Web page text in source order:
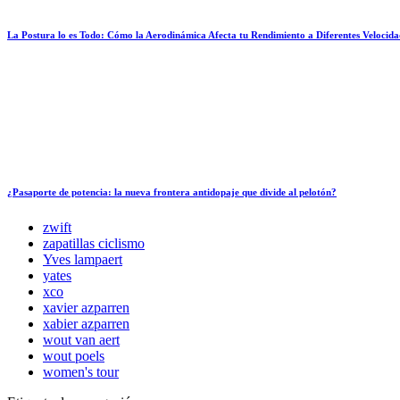
La Postura lo es Todo: Cómo la Aerodinámica Afecta tu Rendimiento a Diferentes
¿Pasaporte de potencia: la nueva frontera antidopaje que divide al pelotón?
zwift
zapatillas ciclismo
Yves lampaert
yates
xco
xavier azparren
xabier azparren
wout van aert
wout poels
women's tour